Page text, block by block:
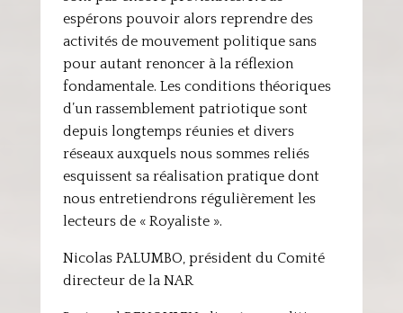
espérons pouvoir alors reprendre des
activités de mouvement politique sans
pour autant renoncer à la réflexion
fondamentale. Les conditions théoriques
d’un rassemblement patriotique sont
depuis longtemps réunies et divers
réseaux auxquels nous sommes reliés
esquissent sa réalisation pratique dont
nous entretiendrons régulièrement les
lecteurs de « Royaliste ».
Nicolas PALUMBO, président du Comité
directeur de la NAR